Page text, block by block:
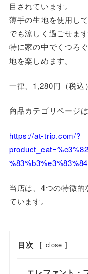
目されています。
薄手の生地を使用し
でも涼しく過ごせます
特に家の中でくつろ
地を楽しめます。
一律、1,280円（税込
商品カテゴリページ
https://at-trip.com/?
%83%b3%e3%83%84
当店は、4つの特徴
ています。
目次 [ close ]